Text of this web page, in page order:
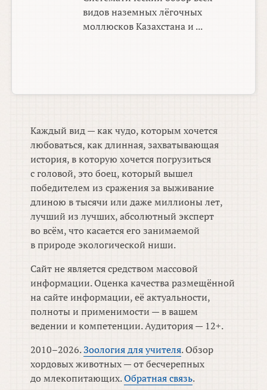
видов наземных лёгочных
моллюсков Казахстана и ...
Каждый вид — как чудо, которым хочется
любоваться, как длинная, захватывающая
история, в которую хочется погрузиться
с головой, это боец, который вышел
победителем из сражения за выживание
длиною в тысячи или даже миллионы лет,
лучший из лучших, абсолютный эксперт
во всём, что касается его занимаемой
в природе экологической ниши.
Сайт не является средством массовой
информации. Оценка качества размещённой
на сайте информации, её актуальности,
полноты и применимости — в вашем
ведении и компетенции. Аудитория — 12+.
2010–2026.Зоология для учителя. Обзор
хордовых животных — от бесчерепных
до млекопитающих.Обратная связь.